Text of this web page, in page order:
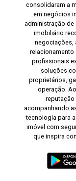
consolidaram a
em negócios
administração de
imobiliário
negociações,
profissionais
soluções
proprietários,
operação.
reputação
acompanhando
tecnologia para
imóvel com
que inspira